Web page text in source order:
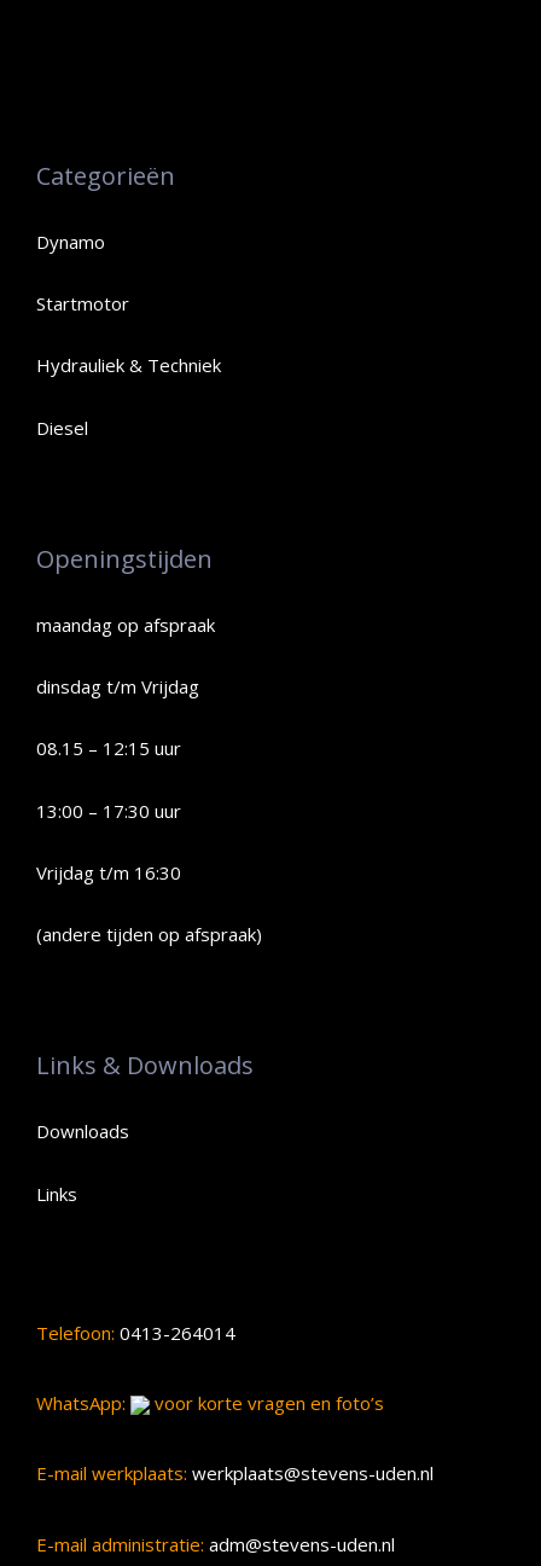
Categorieën
Dynamo
Startmotor
Hydrauliek & Techniek
Diesel
Openingstijden
maandag op afspraak
dinsdag t/m Vrijdag
08.15 – 12:15 uur
13:00 – 17:30 uur
Vrijdag t/m 16:30
(andere tijden op afspraak)
Links & Downloads
Downloads
Links
Telefoon: 0413-264014
WhatsApp: voor korte vragen en foto’s
E-mail werkplaats: werkplaats@stevens-uden.nl
E-mail administratie: adm@stevens-uden.nl